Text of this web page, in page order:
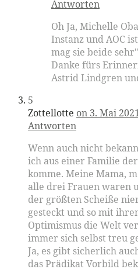
Antworten
Oh Ja, Michelle
Instanz und AOC
mag sie beide sehr"
Danke fürs
Astrid Lindgren
5
Zottellotte on 3. Mai
Antworten
Wenn auch nicht
ich aus einer Familie
komme. Meine Mama,
alle drei Frauen waren
der größten Scheiße
gesteckt und so mit
Optimismus die Welt
immer sich selbst treu
Ja, es gibt sicherlich
das Prädikat Vorbild